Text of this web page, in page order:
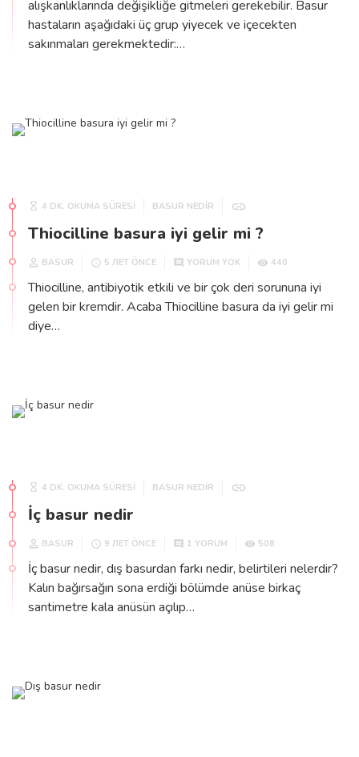
alışkanlıklarında değişikliğe gitmeleri gerekebilir. Basur
hastaların aşağıdaki üç grup yiyecek ve içecekten
sakınmaları gerekmektedir:…
4 DK. OKUMA SÜRESİ BASUR NEDIR
Thiocilline basura iyi gelir mi ?
BASUR 5 ЛЕТ ÖNCE YORUM YOK 440
Thiocilline, antibiyotik etkili ve bir çok deri sorununa iyi
gelen bir kremdir. Acaba Thiocilline basura da iyi gelir mi
diye…
4 DK. OKUMA SÜRESİ BASUR NEDIR
İç basur nedir
BASUR 9 ЛЕТ ÖNCE 1 YORUM 508
İç basur nedir, dış basurdan farkı nedir, belirtileri nelerdir?
Kalın bağırsağın sona erdiği bölümde anüse birkaç
santimetre kala anüsün açılıp…